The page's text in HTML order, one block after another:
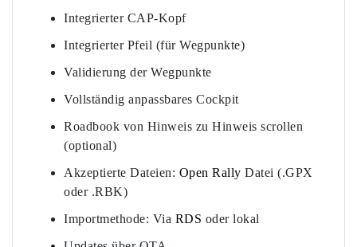
Integrierter CAP-Kopf
Integrierter Pfeil (für Wegpunkte)
Validierung der Wegpunkte
Vollständig anpassbares Cockpit
Roadbook von Hinweis zu Hinweis scrollen
(optional)
Akzeptierte Dateien: Open Rally Datei (.GPX
oder .RBK)
Importmethode: Via RDS oder lokal